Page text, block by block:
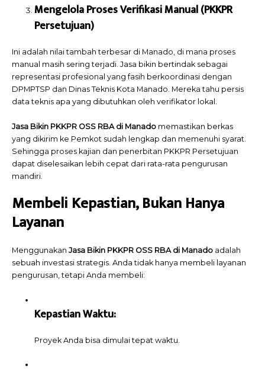
Mengelola Proses Verifikasi Manual (PKKPR
Persetujuan)
Ini adalah nilai tambah terbesar di Manado, di mana proses
manual masih sering terjadi. Jasa bikin bertindak sebagai
representasi profesional yang fasih berkoordinasi dengan
DPMPTSP dan Dinas Teknis Kota Manado. Mereka tahu persis
data teknis apa yang dibutuhkan oleh verifikator lokal.
Jasa Bikin PKKPR OSS RBA di Manado memastikan berkas
yang dikirim ke Pemkot sudah lengkap dan memenuhi syarat.
Sehingga proses kajian dan penerbitan PKKPR Persetujuan
dapat diselesaikan lebih cepat dari rata-rata pengurusan
mandiri.
Membeli Kepastian, Bukan Hanya
Layanan
Menggunakan Jasa Bikin PKKPR OSS RBA di Manado adalah
sebuah investasi strategis. Anda tidak hanya membeli layanan
pengurusan, tetapi Anda membeli:
Kepastian Waktu:
Proyek Anda bisa dimulai tepat waktu.